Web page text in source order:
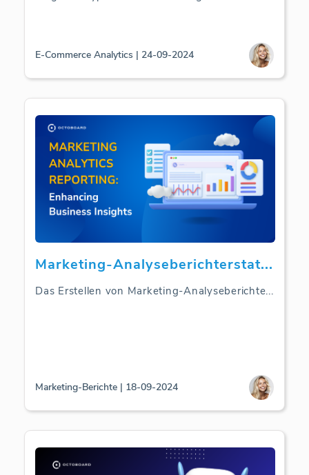
E-Commerce Analytics | 24-09-2024
Marketing-Analyseberichterstat...
Das Erstellen von Marketing-Analyseberichte...
Marketing-Berichte | 18-09-2024